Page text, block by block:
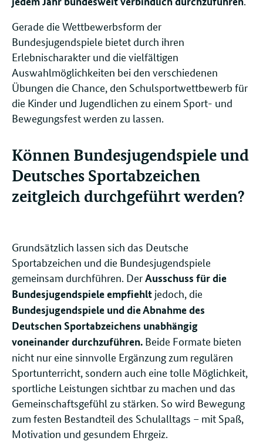
Gerade die Wettbewerbsform der
Bundesjugendspiele bietet durch ihren
Erlebnischarakter und die vielfältigen
Auswahlmöglichkeiten bei den verschiedenen
Übungen die Chance, den Schulsportwettbewerb für
die Kinder und Jugendlichen zu einem Sport- und
Bewegungsfest werden zu lassen.
Können Bundesjugendspiele und
Deutsches Sportabzeichen
zeitgleich durchgeführt werden?
Grundsätzlich lassen sich das Deutsche
Sportabzeichen und die Bundesjugendspiele
gemeinsam durchführen. DerAusschuss für die
Bundesjugendspiele empfiehlt jedoch, die
Bundesjugendspiele und die Abnahme des
Deutschen Sportabzeichens unabhängig
voneinander durchzuführen. Beide Formate bieten
nicht nur eine sinnvolle Ergänzung zum regulären
Sportunterricht, sondern auch eine tolle Möglichkeit,
sportliche Leistungen sichtbar zu machen und das
Gemeinschaftsgefühl zu stärken. So wird Bewegung
zum festen Bestandteil des Schulalltags – mit Spaß,
Motivation und gesundem Ehrgeiz.